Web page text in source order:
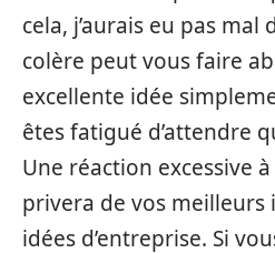
cela, j’aurais eu pas mal
colère peut vous faire
excellente idée
êtes fatigué d’attendre
Une réaction excessive
privera de vos meilleurs
idées d’entreprise. Si